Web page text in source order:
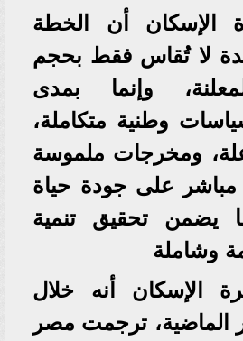
الإسكان أن الخطة
لا تُقاس فقط بحجم
وإنما بمدى
وطنية متكاملة،
ومخرجات ملموسة
على جودة حياة
يضمن تحقيق تنمية
وشاملة
الإسكان أنه خلال
الماضية، ترجمت مصر